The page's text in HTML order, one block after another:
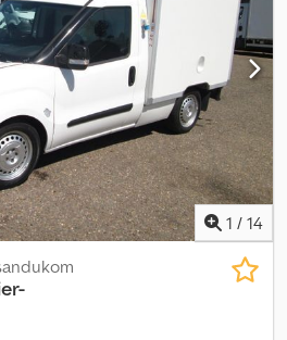
vazdušni jastuk, radio-CD,
agregat Carrier Xarios 200,
jednostruka zadnja vrata, prazna
780 kg itd. Zadržavamo pravo na
greške. Dodpfx Aex I Tuwjqieck
i za izvoz. !!!!! Fg-6360 !!!! Ključ broj 36
1 / 14